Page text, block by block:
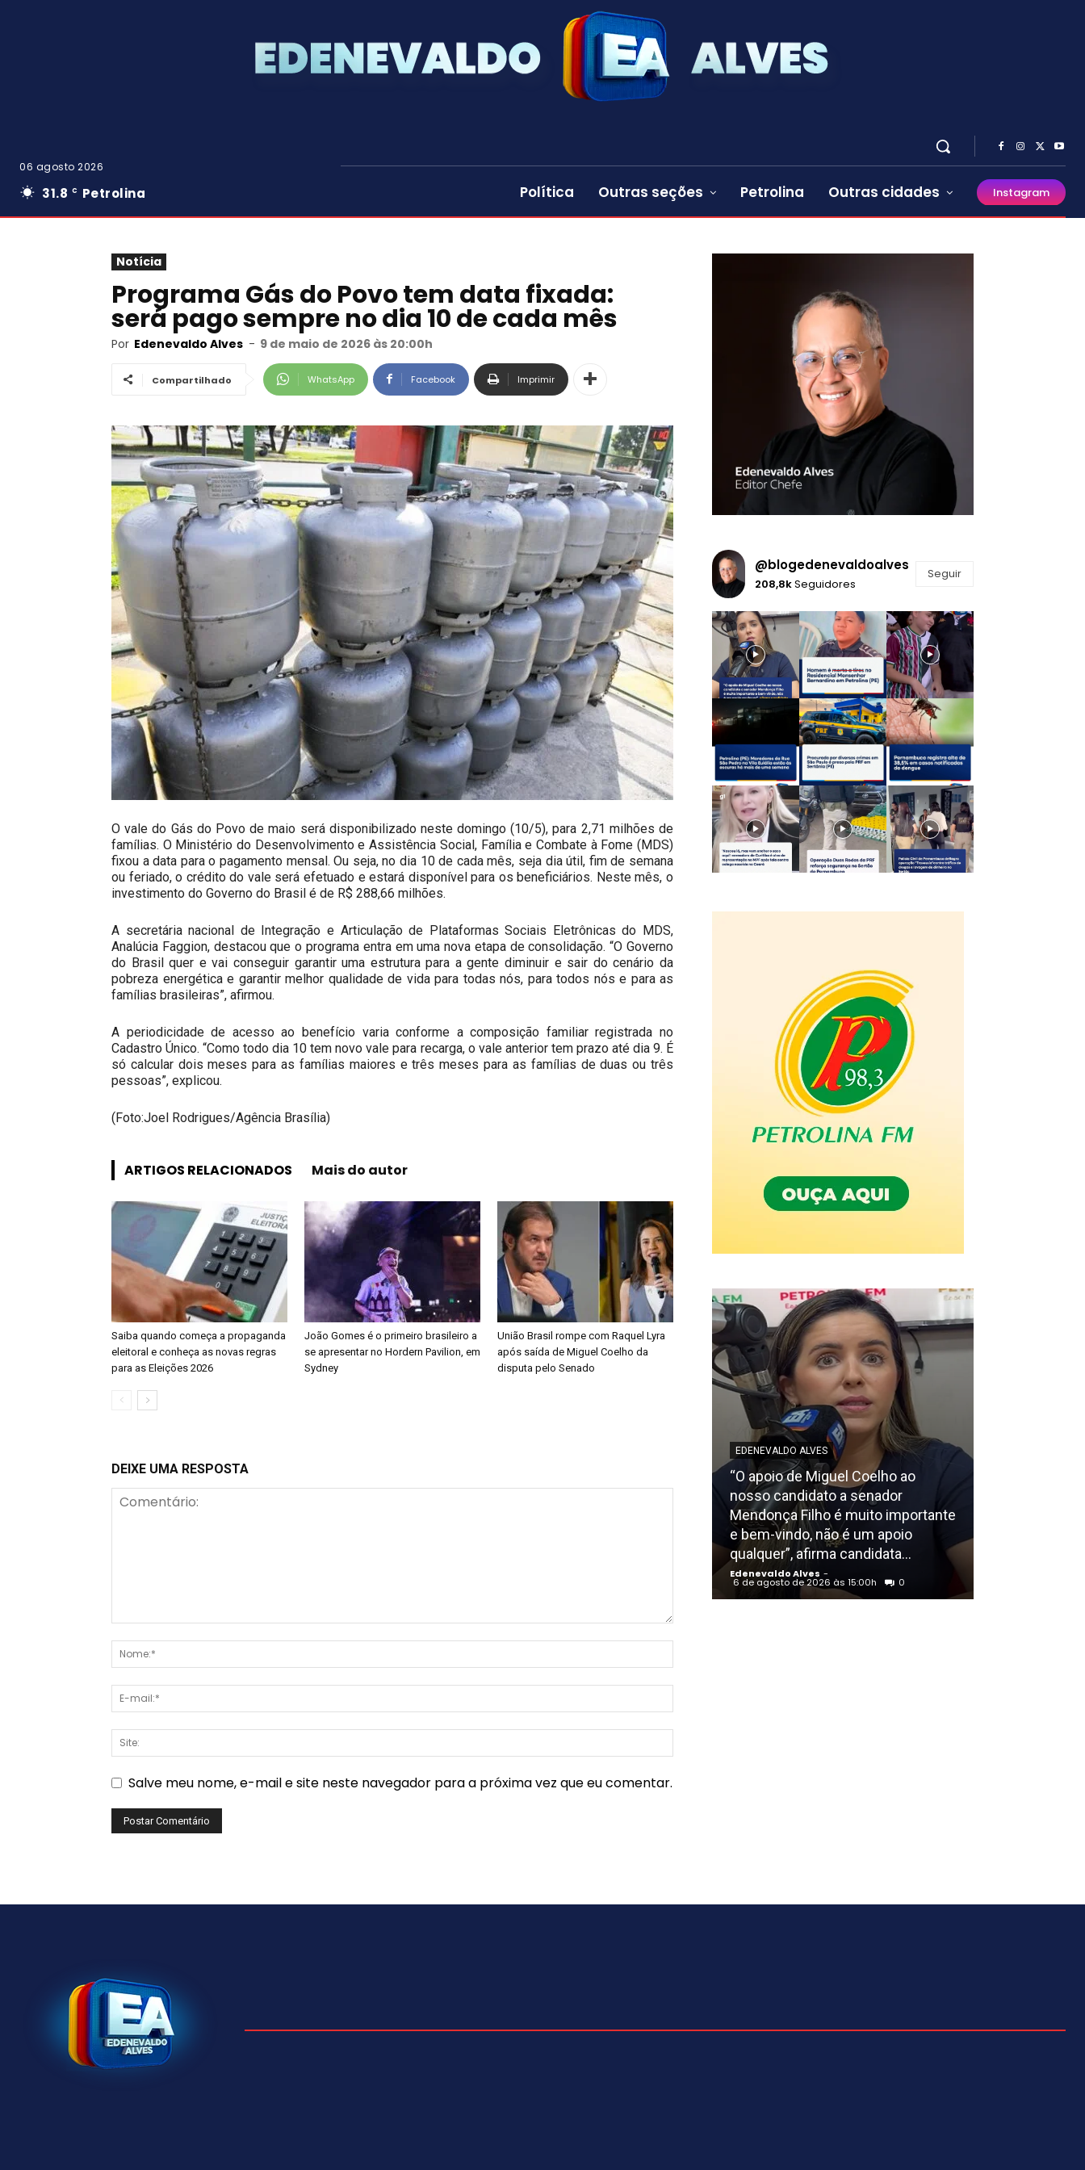
06 agosto 2026
31.8 C Petrolina Política Outras seções Petrolina Outras cidades Instagram
Notícia
Programa Gás do Povo tem data fixada:
será pago sempre no dia 10 de cada mês
Por Edenevaldo Alves - 9 de maio de 2026 às 20:00h
Compartilhado WhatsApp Facebook Imprimir
O vale do Gás do Povo de maio será disponibilizado neste domingo (10/5), para 2,71 milhões de
famílias. O Ministério do Desenvolvimento e Assistência Social, Família e Combate à Fome (MDS)
fixou a data para o pagamento mensal. Ou seja, no dia 10 de cada mês, seja dia útil, fim de semana
ou feriado, o crédito do vale será efetuado e estará disponível para os beneficiários. Neste mês, o
investimento do Governo do Brasil é de R$ 288,66 milhões.
A secretária nacional de Integração e Articulação de Plataformas Sociais Eletrônicas do MDS,
Analúcia Faggion, destacou que o programa entra em uma nova etapa de consolidação. “O Governo
do Brasil quer e vai conseguir garantir uma estrutura para a gente diminuir e sair do cenário da
pobreza energética e garantir melhor qualidade de vida para todas nós, para todos nós e para as
famílias brasileiras”, afirmou.
A periodicidade de acesso ao benefício varia conforme a composição familiar registrada no
Cadastro Único. “Como todo dia 10 tem novo vale para recarga, o vale anterior tem prazo até dia 9. É
só calcular dois meses para as famílias maiores e três meses para as famílias de duas ou três
pessoas”, explicou.
(Foto:Joel Rodrigues/Agência Brasília)
ARTIGOS RELACIONADOS Mais do autor
Saiba quando começa a propaganda
eleitoral e conheça as novas regras
para as Eleições 2026
João Gomes é o primeiro brasileiro a
se apresentar no Hordern Pavilion, em
Sydney
União Brasil rompe com Raquel Lyra
após saída de Miguel Coelho da
disputa pelo Senado
DEIXE UMA RESPOSTA
Salve meu nome, e-mail e site neste navegador para a próxima vez que eu comentar.
@blogedenevaldoalves
208,8kSeguidores
Seguir
EDENEVALDO ALVES
“O apoio de Miguel Coelho ao
nosso candidato a senador
Mendonça Filho é muito importante
e bem-vindo, não é um apoio
qualquer”, afirma candidata...
Edenevaldo Alves -
6 de agosto de 2026 às 15:00h 0